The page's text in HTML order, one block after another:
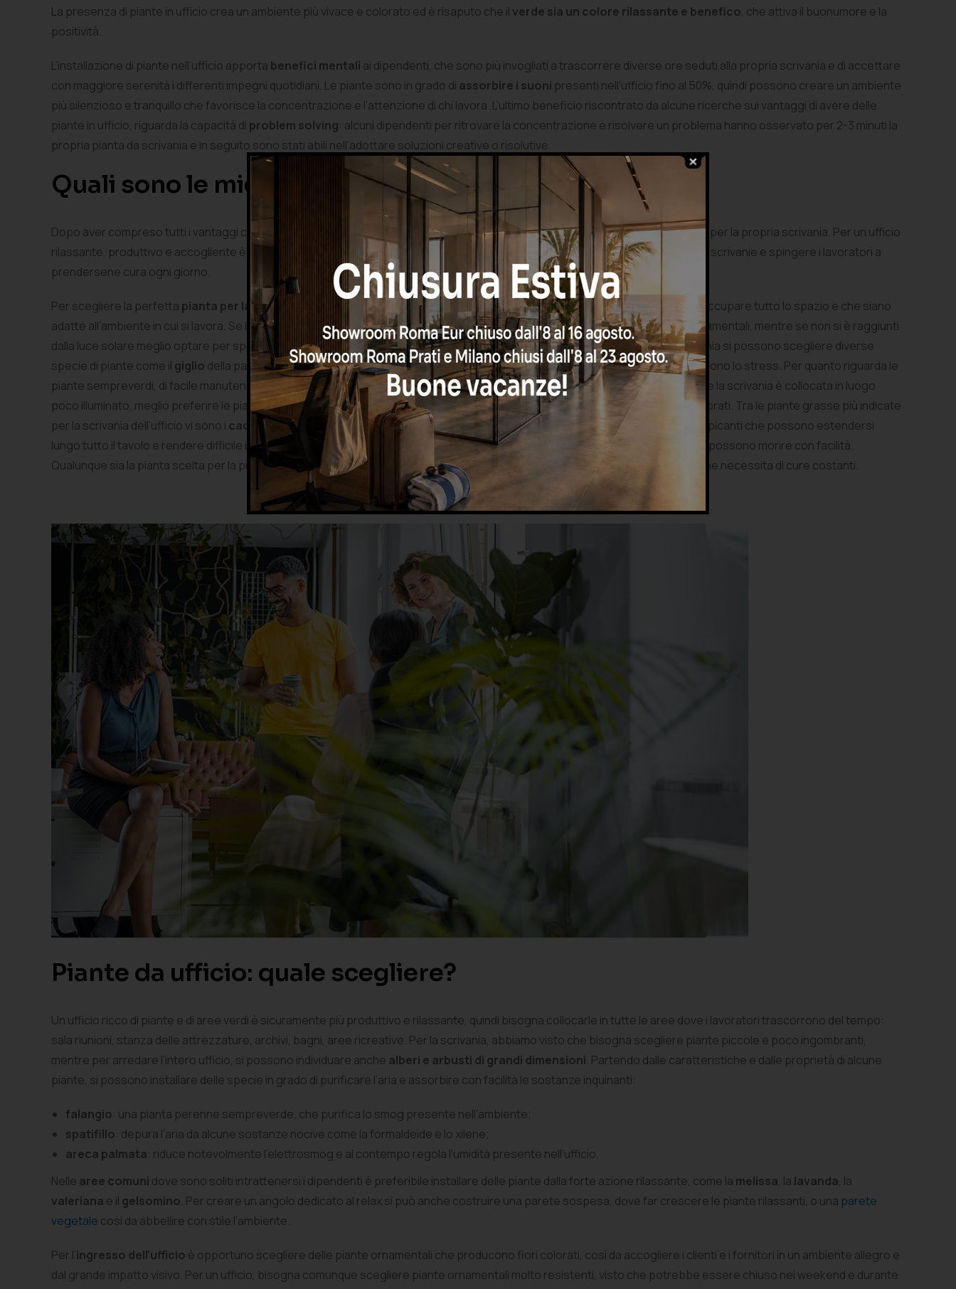
La presenza di piante in ufficio crea un ambiente più vivace e colorato ed è risaputo che il verde sia un colore rilassante e benefico, che attiva il buonumore e la
positività.
L’installazione di piante nell’ufficio apporta benefici mentali ai dipendenti, che sono più invogliati a trascorrere diverse ore seduti alla propria scrivania e di accettare
con maggiore serenità i differenti impegni quotidiani. Le piante sono in grado di assorbire i suoni presenti nell’ufficio fino al 50%, quindi possono creare un ambiente
più silenzioso e tranquillo che favorisce la concentrazione e l’attenzione di chi lavora. L’ultimo beneficio riscontrato da alcune ricerche sui vantaggi di avere delle
piante in ufficio, riguarda la capacità di problem solving: alcuni dipendenti per ritrovare la concentrazione e risolvere un problema hanno osservato per 2-3 minuti la
propria pianta da scrivania e in seguito sono stati abili nell’adottare soluzioni creative o risolutive.
Quali sono le migliori piante per la tua scrivania?
Dopo aver compreso tutti i vantaggi che possono apportare le piante in ufficio, cerchiamo di capire quali sono quelle più adatte per la propria scrivania. Per un ufficio
rilassante, produttivo e accogliente è necessario installare delle piante non soltanto negli spazi comuni, ma anche sulle singole scrivanie e spingere i lavoratori a
prendersene cura ogni giorno.
Per scegliere la perfetta pianta per la scrivania
è importante individuare delle specie non troppo ingombranti, che possono occupare tutto lo spazio e che siano
adatte all’ambiente in cui si lavora. Se la scrivania è esposta al sole, si potranno installare sia dellepiante sempreverdi che ornamentali, mentre se non si è raggiunti
dalla luce solare meglio optare per specie più resistenti come lepiante grasse. Per chi ama le piante ornamentali, per la scrivania si possono scegliere diverse
specie di piante come il giglio della pace o labromelia, che producono fiori colorati e vivaci, che migliorano il buonumore e riducono lo stress. Per quanto riguarda le
piante sempreverdi, di facile manutenzione e che necessitano di poco spazio, troviamo invece ilfico, ladracena e il
. Se la scrivania è collocata in luogo
poco illuminato, meglio preferire le piante grasse, scegliendo tra specie sempreverdi o che producono fiori delicati e molto colorati. Tra le piante grasse più indicate
per la scrivania dell’ufficio vi sono i cactus . l’aloe tillandsia e il conophytum
. Per la scrivania sono sconsigliate le piante rampicanti che possono estendersi
lungo tutto il tavolo e rendere difficile il lavoro o le specie troppo delicate come le orchidee, che necessitano di continue cure e possono morire con facilità.
Qualunque sia la pianta scelta per la propria scrivania, bisogna collocarla in un punto dove è sempre visibile, così da ricordarsi che necessita di cure costanti.
Piante da ufficio: quale scegliere?
Un ufficio ricco di piante e di aree verdi è sicuramente più produttivo e rilassante, quindi bisogna collocarle in tutte le aree dove i lavoratori trascorrono del tempo:
sala riunioni, stanza delle attrezzature, archivi, bagni, aree ricreative. Per la scrivania, abbiamo visto che bisogna scegliere piante piccole e poco ingombranti,
mentre per arredare l’intero ufficio, si possono individuare anche alberi e arbusti di grandi dimensioni. Partendo dalle caratteristiche e dalle proprietà di alcune
piante, si possono installare delle specie in grado di purificare l’aria e assorbire con facilità le sostanze inquinanti:
falangio: una pianta perenne sempreverde, che purifica lo smog presente nell’ambiente;
spatifillo: depura l’aria da alcune sostanze nocive come la formaldeide e lo xilene;
areca palmata: riduce notevolmente l’elettrosmog e al contempo regola l’umidità presente nell’ufficio.
Nelle aree comuni dove sono soliti intrattenersi i dipendenti è preferibile installare delle piante dalla forte azione rilassante, come la melissa, la lavanda, la
valeriana e il gelsomino. Per creare un angolo dedicato al relax si può anche costruire una parete sospesa, dove far crescere le piante rilassanti, o una parete
vegetale così da abbellire con stile l’ambiente.
Per l’ingresso dell’ufficio è opportuno scegliere delle piante ornamentali che producono fiori colorati, così da accogliere i clienti e i fornitori in un ambiente allegro e
dal grande impatto visivo. Per un ufficio, bisogna comunque scegliere piante ornamentali molto resistenti, visto che potrebbe essere chiuso nei weekend e durante